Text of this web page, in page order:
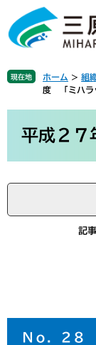
ジ
頭
す
ュ
飛
し
現在地 ホーム > 組
度 「ミハラ
平成２７
記
Ｎｏ．２